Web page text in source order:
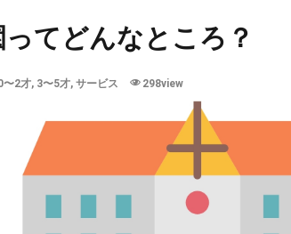
てどんなところ？
〜2才, 3〜5才, サービス 298view